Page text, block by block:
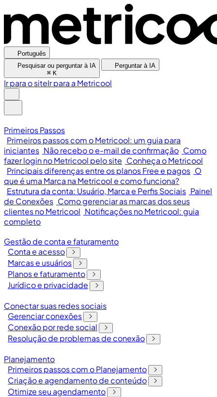
Português
Pesquisar ou perguntar à IA
⌘ K
Perguntar à IA
Ir para o siteIr para a Metricool
Primeiros Passos
Primeiros passos com o Metricool: um guia para
iniciantes Não recebo o e-mail de confirmação Como
fazer login no Metricool pelo site Conheça o Metricool
Principais diferenças entre os planos Free e pagos O
que é uma Marca na Metricool e como funciona?
Estrutura da conta: Usuário, Marca e Perfis Sociais Painel
de Conexões Como gerenciar as marcas dos seus
clientes no Metricool Notificações no Metricool: guia
completo
Gestão de conta e faturamento
Conta e acesso
Marcas e usuários
Planos e faturamento
Jurídico e privacidade
Conectar suas redes sociais
Gerenciar conexões
Conexão por rede social
Resolução de problemas de conexão
Planejamento
Primeiros passos com o Planejamento
Criação e agendamento de conteúdo
Otimize seu agendamento